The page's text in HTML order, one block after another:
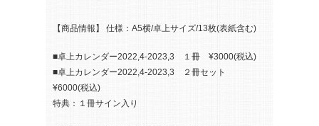
【商品情報】 仕様：A5横/卓上サイズ/13枚(表紙含む)
■卓上カレンダー2022,4-2023,3 １冊 ¥3000(税込)
■卓上カレンダー2022,4-2023,3 ２冊セット
¥6000(税込)
特典：１冊サイン入り